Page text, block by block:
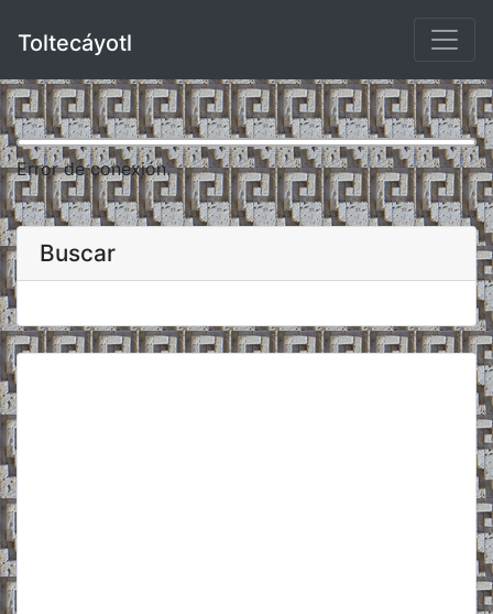
Toltecáyotl
Error de conexión.
Buscar